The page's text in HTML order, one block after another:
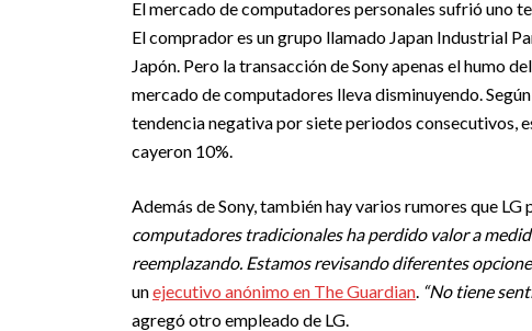
El mercado de computadores personales sufrió uno
El comprador es un grupo llamado Japan Industrial
Japón. Pero la transacción de Sony apenas el humo
mercado de computadores lleva disminuyendo.
tendencia negativa por siete periodos consecutivos,
cayeron 10%.
Además de Sony, también hay varios rumores que LG
computadores tradicionales ha perdido valor a
reemplazando. Estamos revisando diferentes
unejecutivo anónimo en The Guardian “No tiene
agregó otro empleado de LG.